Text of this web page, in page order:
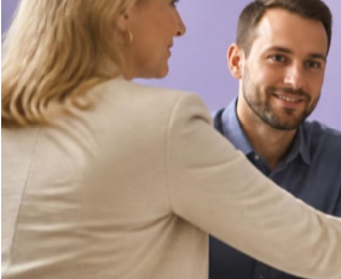
GRATIS BOEKVoor opdrachtgevers
ONZE DIENSTEN
RPO
Interim Recruitment